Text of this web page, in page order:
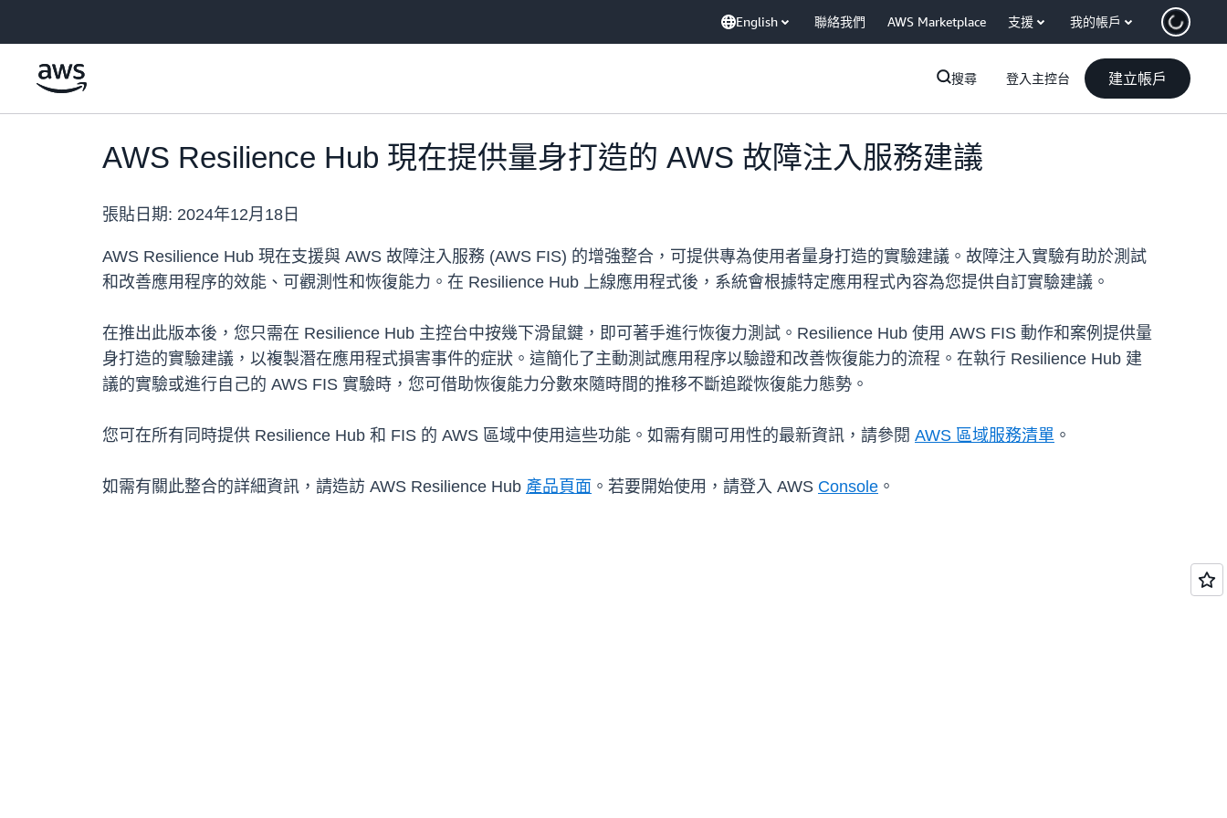
English 聯絡我們 AWS Marketplace 支援 我的帳戶
搜尋 登入主控台 建立帳戶
AWS Resilience Hub 現在提供量身打造的 AWS 故障注入服務建議
張貼日期: 2024年12月18日
AWS Resilience Hub 現在支援與 AWS 故障注入服務 (AWS FIS) 的增強整合，可提供專為使用者量身打造的實驗建議。故障注入實驗有助於測試
和改善應用程序的效能、可觀測性和恢復能力。在 Resilience Hub 上線應用程式後，系統會根據特定應用程式內容為您提供自訂實驗建議。
在推出此版本後，您只需在 Resilience Hub 主控台中按幾下滑鼠鍵，即可著手進行恢復力測試。Resilience Hub 使用 AWS FIS 動作和案例提供量
身打造的實驗建議，以複製潛在應用程式損害事件的症狀。這簡化了主動測試應用程序以驗證和改善恢復能力的流程。在執行 Resilience Hub 建
議的實驗或進行自己的 AWS FIS 實驗時，您可借助恢復能力分數來隨時間的推移不斷追蹤恢復能力態勢。
您可在所有同時提供 Resilience Hub 和 FIS 的 AWS 區域中使用這些功能。如需有關可用性的最新資訊，請參閱 AWS 區域服務清單 。
如需有關此整合的詳細資訊，請造訪 AWS Resilience Hub 產品 頁面 。若要開始使用，請登入 AWS Console 。